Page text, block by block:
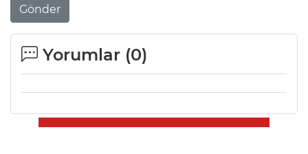
Gönder
Yorumlar (0)